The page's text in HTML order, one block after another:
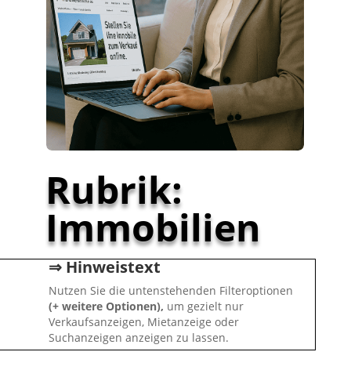
Rubrik:
Immobilien
⇒ Hinweistext
Nutzen Sie die untenstehenden Filteroptionen
(+ weitere Optionen), um gezielt nur
Verkaufsanzeigen, Mietanzeige oder
Suchanzeigen anzeigen zu lassen.